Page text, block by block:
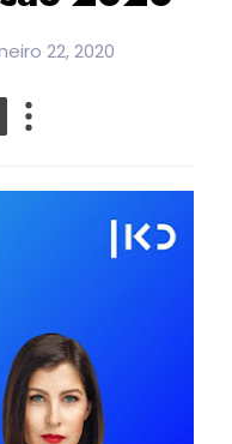
22, 2020